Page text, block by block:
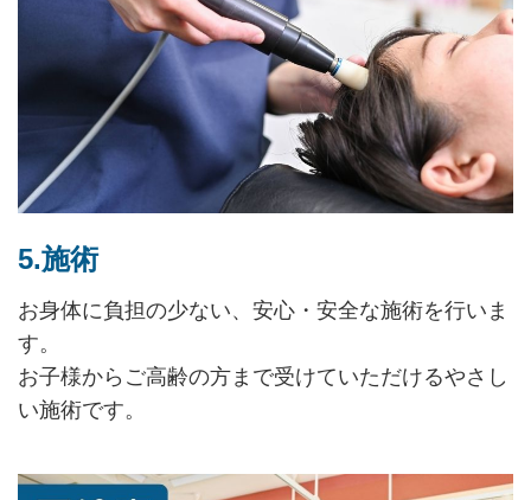
5.施術
お身体に負担の少ない、安心・安全な施術を行いま
す。
お子様からご高齢の方まで受けていただけるやさし
い施術です。